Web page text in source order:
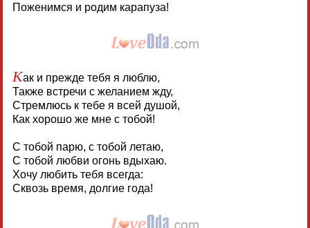
Поженимся и родим карапуза!
Как и прежде тебя я люблю,
Также встречи с желанием жду,
Стремлюсь к тебе я всей душой,
Как хорошо же мне с тобой!
С тобой парю, с тобой летаю,
С тобой любви огонь вдыхаю.
Хочу любить тебя всегда:
Сквозь время, долгие года!